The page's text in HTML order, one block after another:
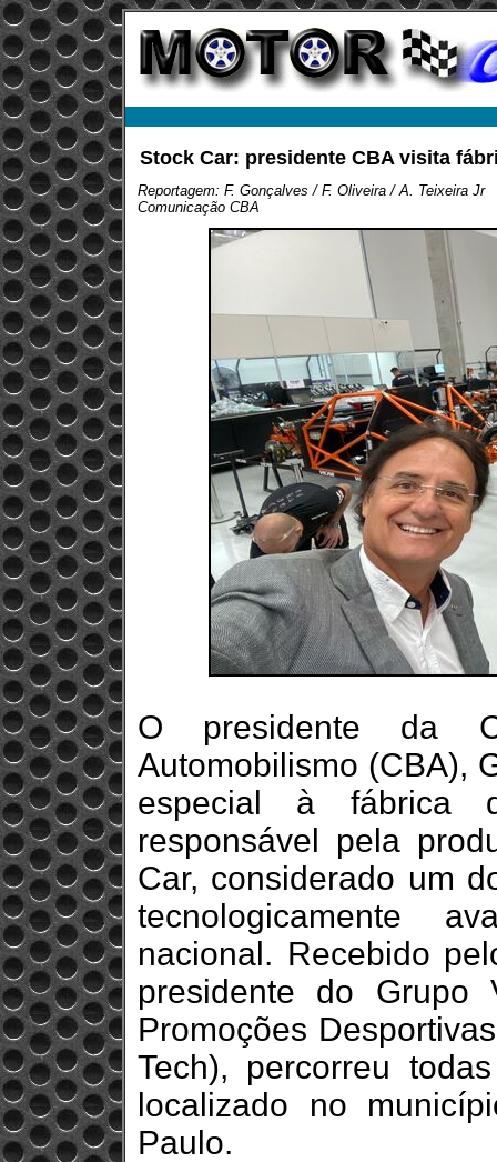
Stock Car: presidente CBA visita
Reportagem: F. Gonçalves / F. Oliveira / A. Teixeira Jr
Comunicação CBA
O presidente da
Automobilismo (CBA),
especial à fábrica
responsável pela
Car, considerado um
tecnologicamente
nacional. Recebido
presidente do Grupo
Promoções
Tech), percorreu
localizado no
Paulo.